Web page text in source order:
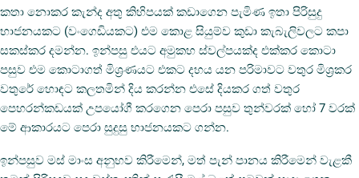
කතා නොකර කැන්ද අතු කිහිපයක් කඩාගෙන පැමිණ ඉතා පිරිසුදු
භාජනයකට (වංගෙඩියකට) එම කොළ සියුම්ව කුඩා කැබැලිවලට කපා
සකස්කර දමන්න. ඉන්පසු එයට අමුකහ ස්වල්පයක්ද එක්කර කොටා
පසුව එම කොටාගත් මිශ්‍රණයට එකට දහය යන පරිමාවට වතුර මිශ්‍රකර
වතුරේ හොඳට කලතමින් දිය කරන්න එසේ දියකර ගත් වතුර
පෙහරන්කඩයක් උපයෝගී කරගෙන පෙරා පසුව තුන්වරක් හෝ 7 වරක්
මේ ආකාරයට පෙරා සුදුසු භාජනයකට ගන්න.
ඉන්පසුව මස් මාංස අනුභව කිරීමෙන්, මත් පැන් පානය කිරීමෙන් වැළකී